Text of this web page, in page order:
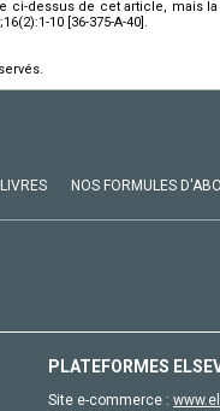
ci-dessus de cet article, mais
10 [36-375-A-40].
LIVRES NOS FORMULES
PLATEFORMES
Site e-commerce :